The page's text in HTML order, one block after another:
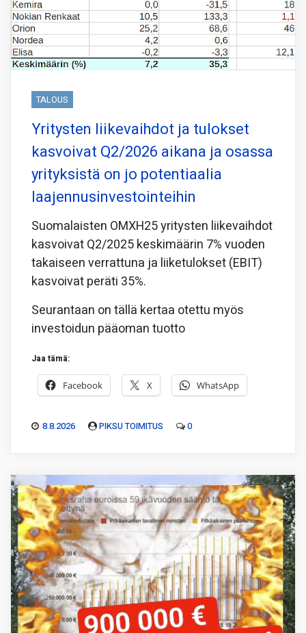
TALOUS
Yritysten liikevaihdot ja tulokset
kasvoivat Q2/2026 aikana ja osassa
yrityksistä on jo potentiaalia
laajennusinvestointeihin
Suomalaisten OMXH25 yritysten liikevaihdot
kasvoivat Q2/2025 keskimäärin 7% vuoden
takaiseen verrattuna ja liiketulokset (EBIT)
kasvoivat peräti 35%.
Seurantaan on tällä kertaa otettu myös
investoidun pääoman tuotto
Jaa tämä:
Facebook X WhatsApp
8.8.2026 PIKSU TOIMITUS 0